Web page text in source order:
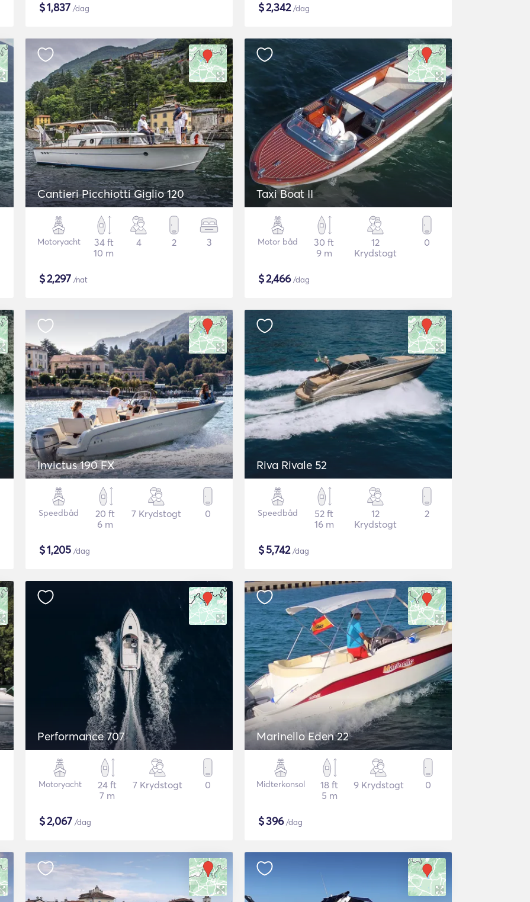
$1,837 /dag $2,342/dag
Cantieri Picchiotti Giglio 120
Motoryacht
34 ft
10 m
4 2 3
$2,297 /nat
Taxi Boat II
Motor båd
30 ft
9 m
12
Krydstogt
0
$2,466/dag
Invictus 190 FX
Speedbåd
20 ft
6 m
7 Krydstogt 0
$1,205 /dag
Riva Rivale 52
Speedbåd
52 ft
16 m
12
Krydstogt
2
$5,742/dag
Performance 707
Motoryacht
24 ft
7 m
7 Krydstogt 0
$2,067 /dag
Marinello Eden 22
Midterkonsol
18 ft
5 m
9 Krydstogt 0
$396/dag